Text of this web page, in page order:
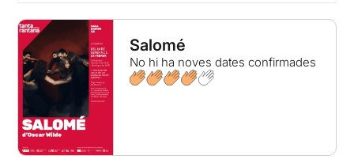
Salomé
No hi ha noves dates confirmades